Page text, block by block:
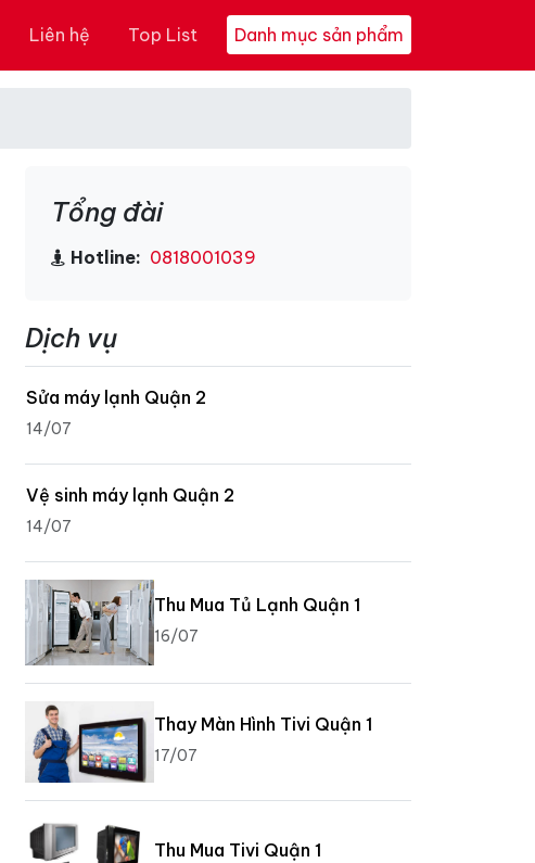
Liên hệ Top List Danh mục sản phẩm
Tổng đài
Hotline: 0818001039
Dịch vụ
Sửa máy lạnh Quận 2
14/07
Vệ sinh máy lạnh Quận 2
14/07
Thu Mua Tủ Lạnh Quận 1
16/07
Thay Màn Hình Tivi Quận 1
17/07
Thu Mua Tivi Quận 1